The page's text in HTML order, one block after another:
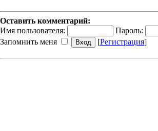
Оставить комментарий:
Имя пользователя:
Пароль:
Запомнить меня
[Регистрация]